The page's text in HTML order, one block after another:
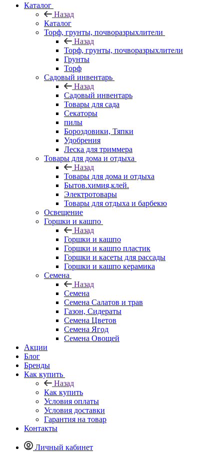
Каталог
Назад
Каталог
Торф, грунты, почворазрыхлители
Назад
Торф, грунты, почворазрыхлители
Грунты
Торф
Садовый инвентарь
Назад
Садовый инвентарь
Товары для сада
Секаторы
пилы
Бороздовики, Тяпки
Удобрения
Леска для триммера
Товары для дома и отдыха
Назад
Товары для дома и отдыха
Бытов.химия,клей.
Электротовары
Товары для отдыха и барбекю
Освещение
Горшки и кашпо
Назад
Горшки и кашпо
Горшки и кашпо пластик
Горшки и касеты для рассады
Горшки и кашпо керамика
Семена
Назад
Семена
Семена Салатов и трав
Газон, Сидераты
Семена Цветов
Семена Ягод
Семена Овощей
Акции
Блог
Бренды
Как купить
Назад
Как купить
Условия оплаты
Условия доставки
Гарантия на товар
Контакты
Личный кабинет